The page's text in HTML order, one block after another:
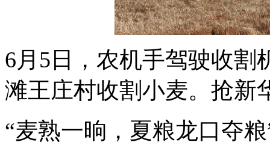
6月5日，农机手驾驶收割
滩王庄村收割小麦。抢新
“麦熟一晌，夏粮龙口夺粮